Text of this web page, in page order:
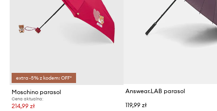
extra -5% z kodem: OFF*
Moschino parasol
Cena aktualna:
214,99 zł
Answear.LAB parasol
119,99 zł